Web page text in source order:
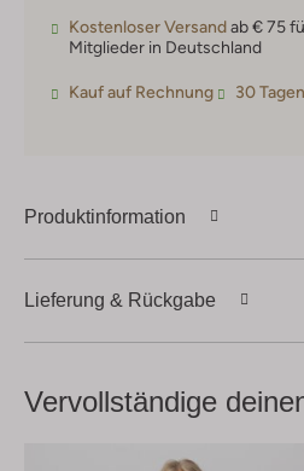
Kostenloser Versandab € 75
Mitglieder in Deutschland
Kauf auf Rechnung 30 Tagen
Produktinformation
Lieferung & Rückgabe
Vervollständige